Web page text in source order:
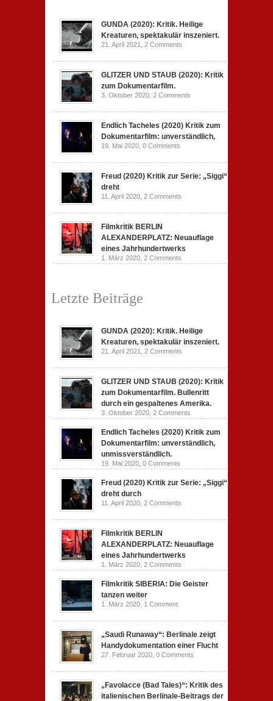
GUNDA (2020): Kritik. Heilige
Kreaturen, spektakulär inszeniert.
21. April 2021, 2 Comments
GLITZER UND STAUB (2020): Kritik
zum Dokumentarfilm.
3. Oktober 2020, 2 Comments
Endlich Tacheles (2020) Kritik zum
Dokumentarfilm: unverständlich,
19. Mai 2020, 0 Comments
Freud (2020) Kritik zur Serie: „Siggi“
dreht
11. April 2020, 2 Comments
Filmkritik BERLIN
ALEXANDERPLATZ: Neuauflage
eines Jahrhundertwerks
1. März 2020, 2 Comments
Letzte Beiträge
GUNDA (2020): Kritik. Heilige
Kreaturen, spektakulär inszeniert.
21. April 2021, 2 Comments
GLITZER UND STAUB (2020): Kritik
zum Dokumentarfilm. Bullenritt
durch ein gespaltenes Amerika.
3. Oktober 2020, 2 Comments
Endlich Tacheles (2020) Kritik zum
Dokumentarfilm: unverständlich,
unmissverständlich.
19. Mai 2020, 0 Comments
Freud (2020) Kritik zur Serie: „Siggi“
dreht durch
11. April 2020, 2 Comments
Filmkritik BERLIN
ALEXANDERPLATZ: Neuauflage
eines Jahrhundertwerks
1. März 2020, 2 Comments
Filmkritik SIBERIA: Die Geister
tanzen weiter
1. März 2020, 1 Comment
„Saudi Runaway“: Berlinale zeigt
Handydokumentation einer Flucht
27. Februar 2020, 0 Comments
„Favolacce (Bad Tales)“: Kritik des
italienischen Berlinale-Beitrags der